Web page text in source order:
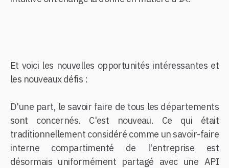
Et voici les nouvelles opportunités intéressantes et
les nouveaux défis :
D'une part, le savoir faire de tous les départements
sont concernés. C'est nouveau. Ce qui était
traditionnellement considéré comme un savoir-faire
interne compartimenté de l'entreprise est
désormais uniformément partagé avec une API